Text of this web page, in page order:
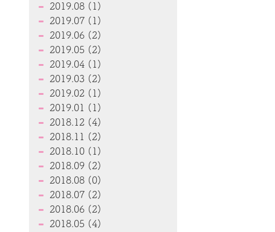
2019.08 (1)
2019.07 (1)
2019.06 (2)
2019.05 (2)
2019.04 (1)
2019.03 (2)
2019.02 (1)
2019.01 (1)
2018.12 (4)
2018.11 (2)
2018.10 (1)
2018.09 (2)
2018.08 (0)
2018.07 (2)
2018.06 (2)
2018.05 (4)